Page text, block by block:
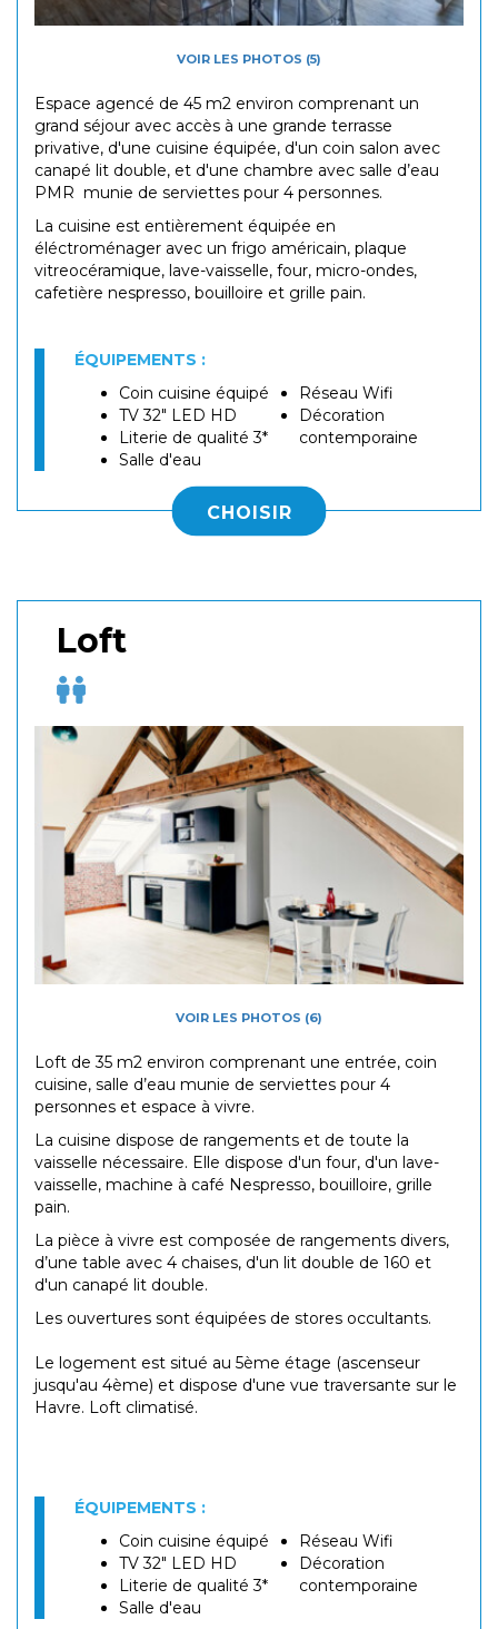
VOIR LES PHOTOS (5)
Espace agencé de 45 m2 environ comprenant un
grand séjour avec accès à une grande terrasse
privative, d'une cuisine équipée, d'un coin salon avec
canapé lit double, et d'une chambre avec salle d’eau
PMR munie de serviettes pour 4 personnes.
La cuisine est entièrement équipée en
éléctroménager avec un frigo américain, plaque
vitreocéramique, lave-vaisselle, four, micro-ondes,
cafetière nespresso, bouilloire et grille pain.
ÉQUIPEMENTS :
Coin cuisine équipé
TV 32" LED HD
Literie de qualité 3*
Salle d'eau
Réseau Wifi
Décoration
contemporaine
CHOISIR
Loft
VOIR LES PHOTOS (6)
Loft de 35 m2 environ comprenant une entrée, coin
cuisine, salle d’eau munie de serviettes pour 4
personnes et espace à vivre.
La cuisine dispose de rangements et de toute la
vaisselle nécessaire. Elle dispose d'un four, d'un lave-
vaisselle, machine à café Nespresso, bouilloire, grille
pain.
La pièce à vivre est composée de rangements divers,
d’une table avec 4 chaises, d'un lit double de 160 et
d'un canapé lit double.
Les ouvertures sont équipées de stores occultants.
Le logement est situé au 5ème étage (ascenseur
jusqu'au 4ème) et dispose d'une vue traversante sur le
Havre. Loft climatisé.
ÉQUIPEMENTS :
Coin cuisine équipé
TV 32" LED HD
Literie de qualité 3*
Salle d'eau
Réseau Wifi
Décoration
contemporaine